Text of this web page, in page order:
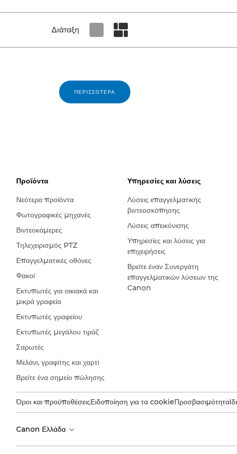
Διάταξη
ΠΕΡΙΣΣΌΤΕΡΑ
Προϊόντα
Νεότερα προϊόντα
Φωτογραφικές μηχανές
Βιντεοκάμερες
Τηλεχειρισμός PTZ
Επαγγελματικές οθόνες
Φακοί
Εκτυπωτές για οικιακά και
μικρά γραφεία
Εκτυπωτές γραφείου
Εκτυπωτές μεγάλου τιράζ
Σαρωτές
Μελάνι, γραφίτης και χαρτί
Βρείτε ένα σημείο πώλησης
Υπηρεσίες και λύσεις
Λύσεις επαγγελματικής
βιντεοσκόπησης
Λύσεις απεικόνισης
Υπηρεσίες και λύσεις για
επιχειρήσεις
Βρείτε έναν Συνεργάτη
επαγγελματικών λύσεων της
Canon
Όροι και προϋποθέσειςΕιδοποίηση για τα cookieΠροσβασιμότητα
Canon Ελλάδα